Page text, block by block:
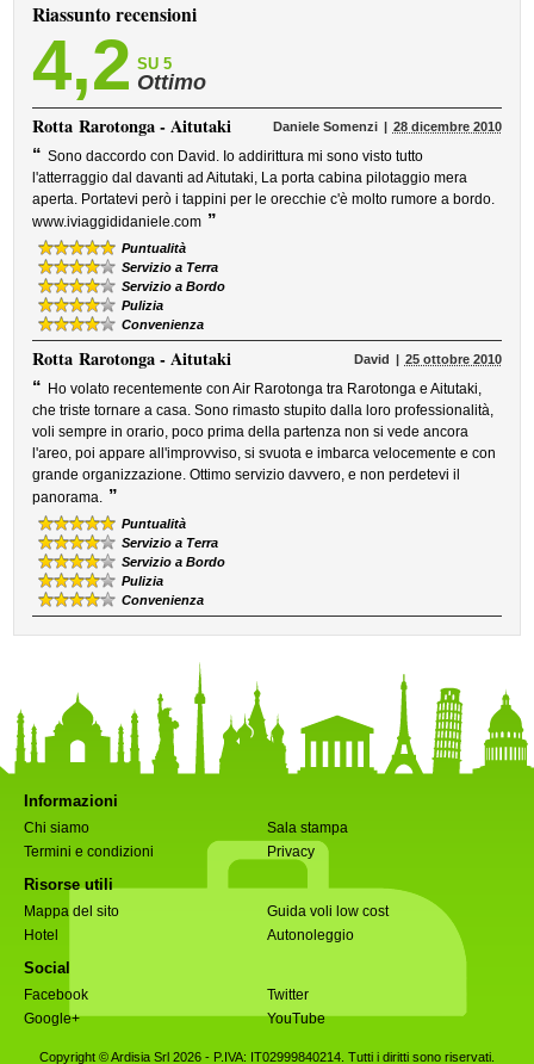
Riassunto recensioni
4,2 SU 5
Ottimo
RottaRarotonga - Aitutaki Daniele Somenzi 28 dicembre 2010
“ Sono daccordo con David. Io addirittura mi sono visto tutto
l'atterraggio dal davanti ad Aitutaki, La porta cabina pilotaggio mera
aperta. Portatevi però i tappini per le orecchie c'è molto rumore a bordo.
www.iviaggididaniele.com ”
Puntualità
Servizio a Terra
Servizio a Bordo
Pulizia
Convenienza
RottaRarotonga - Aitutaki David 25 ottobre 2010
“ Ho volato recentemente con Air Rarotonga tra Rarotonga e Aitutaki,
che triste tornare a casa. Sono rimasto stupito dalla loro professionalità,
voli sempre in orario, poco prima della partenza non si vede ancora
l'areo, poi appare all'improvviso, si svuota e imbarca velocemente e con
grande organizzazione. Ottimo servizio davvero, e non perdetevi il
panorama. ”
Puntualità
Servizio a Terra
Servizio a Bordo
Pulizia
Convenienza
Informazioni
Chi siamo
Sala stampa
Termini e condizioni
Privacy
Risorse utili
Mappa del sito
Guida voli low cost
Hotel
Autonoleggio
Social
Facebook
Twitter
Google+
YouTube
Copyright © Ardisia Srl 2026 - P.IVA: IT02999840214. Tutti i diritti sono riservati.